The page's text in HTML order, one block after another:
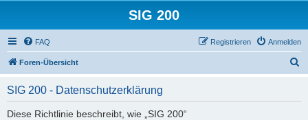
SIG 200
FAQ Anmelden
Registrieren
Foren-Übersicht
SIG 200 - Datenschutzerklärung
Diese Richtlinie beschreibt, wie „SIG 200“